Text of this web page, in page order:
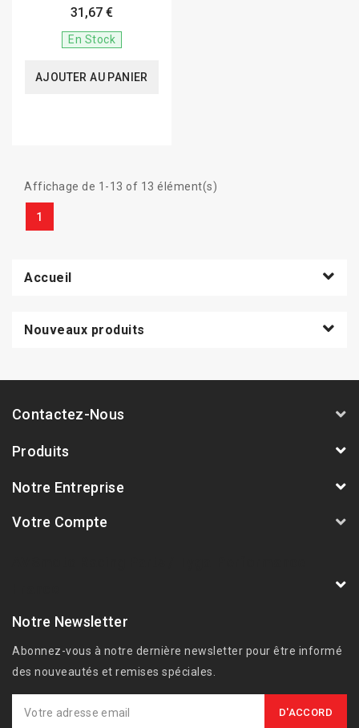
31,67 €
En Stock
AJOUTER AU PANIER
Affichage de 1-13 of 13 élément(s)
1
Accueil
Nouveaux produits
Contactez-Nous
Produits
Notre Entreprise
Votre Compte
Notre Newsletter
Abonnez-vous à notre dernière newsletter pour être informé
des nouveautés et remises spéciales.